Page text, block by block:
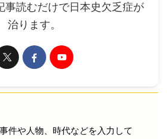
事読むだけで日本史欠乏症が
治ります。
件や人物、時代などを入力して